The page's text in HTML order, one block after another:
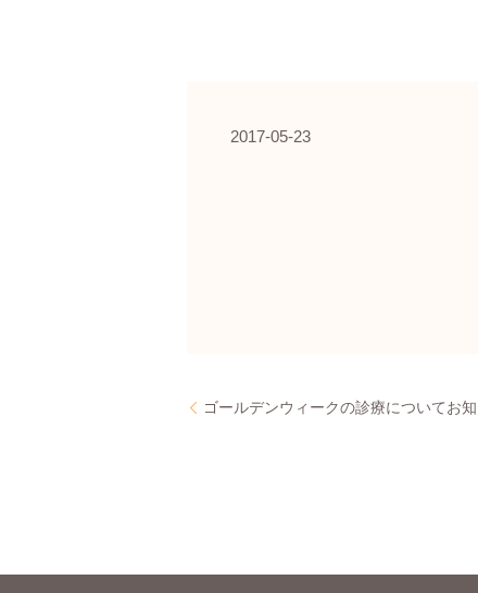
2017-05-23
ゴールデンウィークの診療についてお